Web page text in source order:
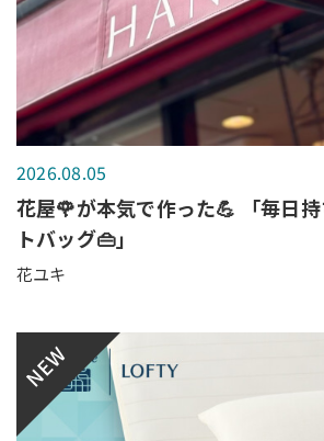
2026.08.05
花屋🌹が本気で作った💪 「毎日持ちたくなるトー
トバッグ👜」
花ユキ
NEW